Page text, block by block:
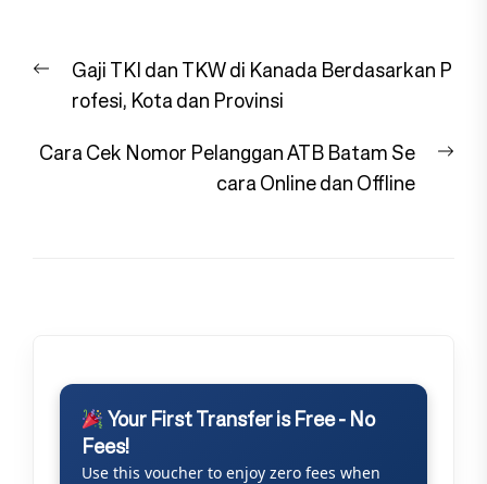
pos
Previous
post:
Gaji TKI dan TKW di Kanada Berdasarkan P
rofesi, Kota dan Provinsi
Cara Cek Nomor Pelanggan ATB Batam Se
cara Online dan Offline
Your First Transfer is Free - No
Fees!
Use this voucher to enjoy zero fees when